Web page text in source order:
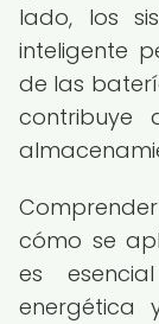
lado, los
inteligente
de las
contribuye
cómo se
es
energética